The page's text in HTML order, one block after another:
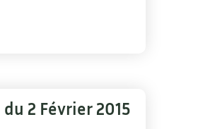
du 2 Février 2015